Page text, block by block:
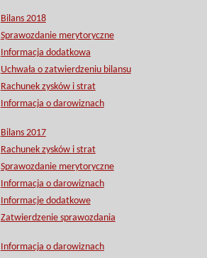
Bilans 2018
Sprawozdanie merytoryczne
Informacja dodatkowa
Uchwała o zatwierdzeniu bilansu
Rachunek zysków i strat
Informacja o darowiznach
Bilans 2017
Rachunek zysków i strat
Sprawozdanie merytoryczne
Informacja o darowiznach
Informacje dodatkowe
Zatwierdzenie sprawozdania
Informacja o darowiznach